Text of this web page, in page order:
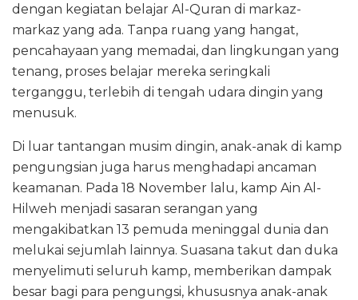
dengan kegiatan belajar Al-Quran di markaz-
markaz yang ada. Tanpa ruang yang hangat,
pencahayaan yang memadai, dan lingkungan yang
tenang, proses belajar mereka seringkali
terganggu, terlebih di tengah udara dingin yang
menusuk.
Di luar tantangan musim dingin, anak-anak di kamp
pengungsian juga harus menghadapi ancaman
keamanan. Pada 18 November lalu, kamp Ain Al-
Hilweh menjadi sasaran serangan yang
mengakibatkan 13 pemuda meninggal dunia dan
melukai sejumlah lainnya. Suasana takut dan duka
menyelimuti seluruh kamp, memberikan dampak
besar bagi para pengungsi, khususnya anak-anak